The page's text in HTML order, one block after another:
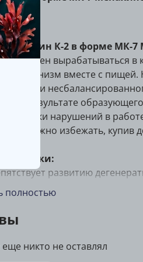
Витамин К-2 в форме МК-7
должен вырабатываться в
в организм вместе с пищей.
ЖКТ и
В результате
десятки нарушений в
можно избежать, купив
добавки:
развитию
здоровый уровень
усвоение сахара и
полностью
никто не оставлял